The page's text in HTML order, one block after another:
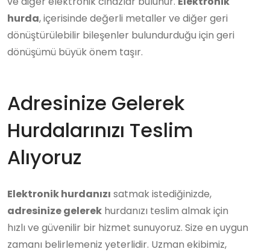
hurda, içerisinde değerli metaller ve diğer geri
dönüştürülebilir bileşenler bulundurduğu için geri
dönüşümü büyük önem taşır.
Adresinize Gelerek
Hurdalarınızı Teslim
Alıyoruz
Elektronik hurdanızı satmak istediğinizde,
adresinize gelerek hurdanızı teslim almak için
hızlı ve güvenilir bir hizmet sunuyoruz. Size en uygun
zamanı belirlemeniz yeterlidir. Uzman ekibimiz,